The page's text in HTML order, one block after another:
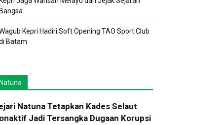
Kepri Hadiri Soft Opening TAO Sport Club
Batam
Natuna Tetapkan Kades Selaut
Jadi Tersangka Dugaan Korupsi